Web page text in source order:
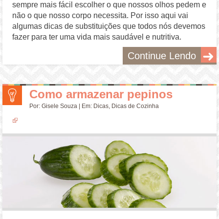
sempre mais fácil escolher o que nossos olhos pedem e
não o que nosso corpo necessita. Por isso aqui vai
algumas dicas de substituições que todos nós devemos
fazer para ter uma vida mais saudável e nutritiva.
Continue Lendo
Como armazenar pepinos
Por:Gisele Souza | Em: Dicas, Dicas de Cozinha